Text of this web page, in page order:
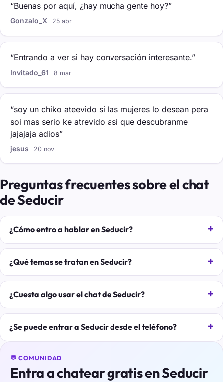
“Buenas por aquí, ¿hay mucha gente hoy?”
Gonzalo_X 25 abr
“Entrando a ver si hay conversación interesante.”
Invitado_61 8 mar
“soy un chiko ateevido si las mujeres lo desean pera
soi mas serio ke atrevido asi que descubranme
jajajaja adios”
jesus 20 nov
Preguntas frecuentes sobre el chat
de Seducir
¿Cómo entro a hablar en Seducir?
¿Qué temas se tratan en Seducir?
¿Cuesta algo usar el chat de Seducir?
¿Se puede entrar a Seducir desde el teléfono?
💬 COMUNIDAD
Entra a chatear gratis en Seducir